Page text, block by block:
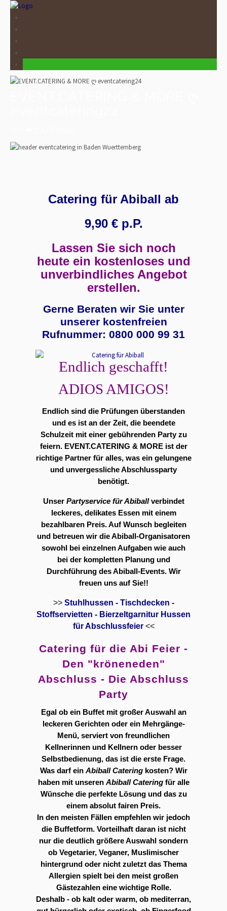
Catering für Abiball ab
9,90 € p.P.
Lassen Sie sich noch
heute ein kostenloses und
unverbindliches Angebot
erstellen.
Gerne Beraten wir Sie unter
unserer kostenfreien
Rufnummer: 0800 000 99 31
Endlich geschafft!
ADIOS AMIGOS!
Endlich sind die Prüfungen überstanden
und es ist an der Zeit, die beendete
Schulzeit mit einer gebührenden Party zu
feiern. EVENT.CATERING & MORE ist der
richtige Partner für alles, was ein gelungene
und unvergessliche Abschlussparty
benötigt.
Unser Partyservice für Abiballverbindet
leckeres, delikates Essen mit einem
bezahlbaren Preis. Auf Wunsch begleiten
und betreuen wir die Abiball-Organisatoren
sowohl bei einzelnen Aufgaben wie auch
bei der kompletten Planung und
Durchführung des Abiball-Events. Wir
freuen uns auf Sie!!
>> Stuhlhussen - Tischdecken -
Stoffservietten - Bierzeltgarnitur Hussen
für Abschlussfeier <<
Catering für die Abi Feier -
Den "kröneneden"
Abschluss - Die Abschluss
Party
Egal ob ein Buffet mit großer Auswahl an
leckeren Gerichten oder ein Mehrgänge-
Menü, serviert von freundlichen
Kellnerinnen und Kellnern oder besser
Selbstbedienung, das ist die erste Frage.
Was darf ein Abiball Cateringkosten? Wir
haben mit unseren Abiball Cateringfür alle
Wünsche die perfekte Lösung und das zu
einem absolut fairen Preis.
In den meisten Fällen empfehlen wir jedoch
die Buffetform. Vorteilhaft daran ist nicht
nur die deutlich größere Auswahl sondern
ob Vegetarier, Veganer, Muslimischer
hintergrund oder nicht zuletzt das Thema
Allergien spielt bei den meist großen
Gästezahlen eine wichtige Rolle.
Deshalb - ob kalt oder warm, ob mediterran,